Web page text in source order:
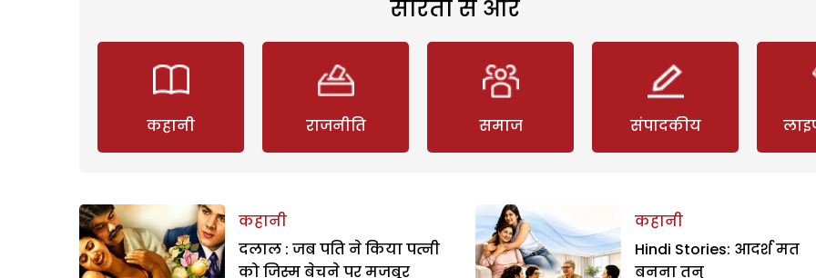
सरिता से और
कहानी राजनीति समाज संपादकीय
कहानी
दलाल : जब पति ने किया पत्नी
को जिस्म बेचने पर मजबूर
कहानी
Hindi Stories: आदर्श मत
बनना तनु